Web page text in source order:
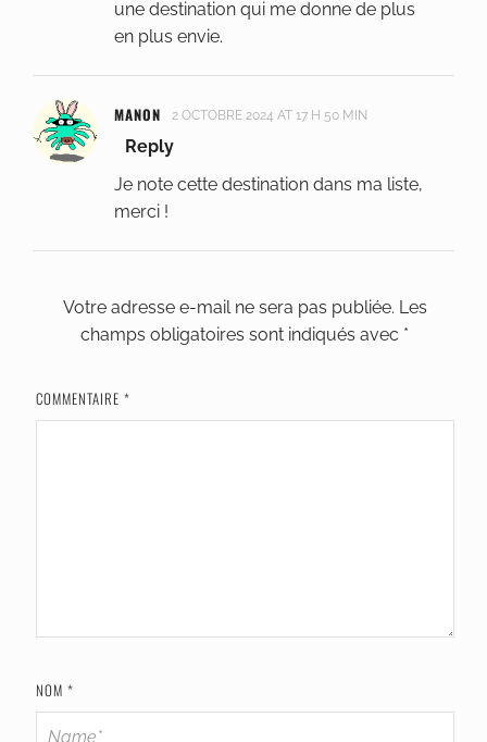
une destination qui me donne de plus
en plus envie.
MANON 2 OCTOBRE 2024 AT 17 H 50 MIN
Reply
Je note cette destination dans ma liste,
merci !
Votre adresse e-mail ne sera pas publiée. Les
champs obligatoires sont indiqués avec *
COMMENTAIRE *
NOM *